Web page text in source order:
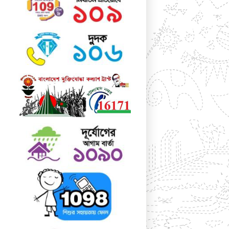
ব্যক্তিবর্গের সুচিন্তিত
পরামর্শ সম্মানের সাথে গ্রহণ
করা হয়। ১১. বার্ষিক ক্রীড়া ও সাংস্কৃতিক সপ্তাহ ঃ
প্রতি বছর শীতকালিন মৌসুমে কলেজের বার্ষিক ক্রীড়া
ও সাংস্কৃতিক সপ্তাহ উদযাপিত হয়। উপজেলা ও জেলা
পর্যায়ের বিভিন্ন প্রতিযোগিতায় এ
কলেজের
শিক্ষার্থীগণ কৃতিত্বের সম্মান অর্জন করে থাকে।
১২. বিজ্ঞান ও প্রযুক্তিসপ্তাহ :
জেলা পর্যায়ে অনুষ্ঠিত বার্ষিক বিজ্ঞান ও প্রযুক্তি সপ্তাহ
উপলক্ষ্যে আয়োজিত বিজ্ঞান মেলায় এ কলেজের
বিজ্ঞান বিভাগের শিক্ষার্থীগণ তাদের উদ্ভাবনী প্রকল্পে
১ম/২য় স্থান অধিকারের প্রসংশনীয় কৃতিত্ব অর্জন করে
১৩. বিদ্যমান সুযোগ সুবিধা
ক) গ্রন্থাগার : ভর্তিকৃত শিক্ষার্থীদের নিয়মিত
পড়াশোনার জন্য সুবিশাল গ্রন্থাগারে প্রায় আট
সহস্রাধিক পাঠ্যপুস্তক ও রেফারেন্স বই বিদ্যমান।
কলেজে কর্মরত গ্রন্থাগারিক/ক্যাটালগার শিক্ষার্থীদের
সর্বাত্মক সহযোগিতা করে থাকেন।
খ) মিলনায়তন : কলেজে অধ্যয়নরত ছাত্র ও ছাত্রীদের
জন্য দুটি পৃথক মিলনায়তন আছে।
এতে শিক্ষার্থীদের সহপাঠক্রমিক শিক্ষা উপকরণ,